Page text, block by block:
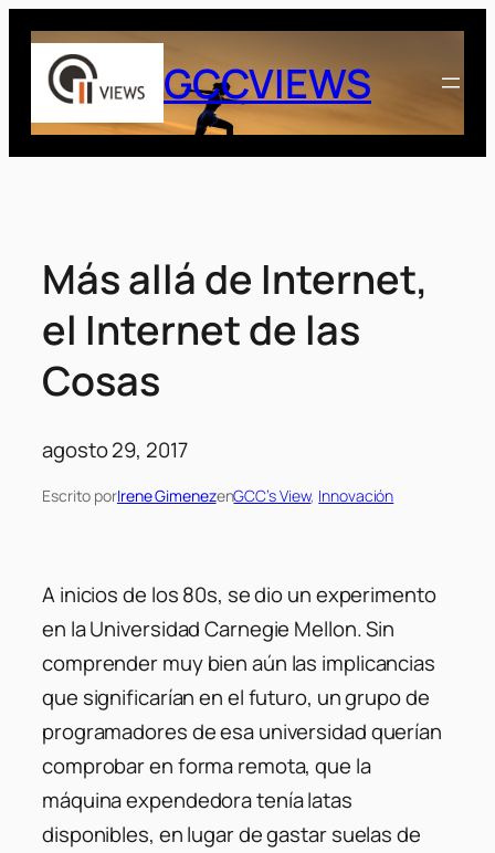
Saltar
contenido
GCCVIEWS
Más allá de Internet,
el Internet de las
Cosas
agosto 29, 2017
Escrito porIrene GimenezenGCC’s View, Innovación
A inicios de los 80s, se dio un experimento
en la Universidad Carnegie Mellon. Sin
comprender muy bien aún las implicancias
que significarían en el futuro, un grupo de
programadores de esa universidad querían
comprobar en forma remota, que la
máquina expendedora tenía latas
disponibles, en lugar de gastar suelas de